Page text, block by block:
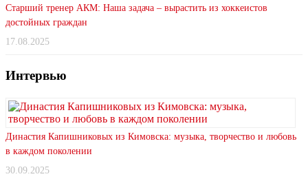
Старший тренер АКМ: Наша задача – вырастить из хоккеистов
достойных граждан
17.08.2025
Интервью
Династия Капишниковых из Кимовска: музыка, творчество и любовь
в каждом поколении
30.09.2025